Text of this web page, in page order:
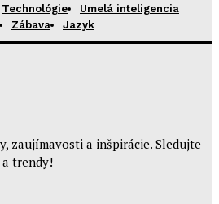
Technológie
Umelá inteligencia
Zábava
Jazyk
zaujímavosti a inšpirácie. Sledujte
trendy!